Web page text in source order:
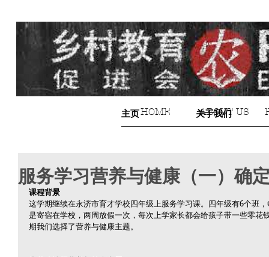
主页 关于我们
HOME ABOUT US
服务学习营养与健康（一）确
课程背景
这学期继续在永济市育才学校四年级上服务学习课。四年级有6个班
是寄宿在学校，两周放假一次，每次上学家长都会给孩子带一些零花
期我们选择了营养与健康主题。